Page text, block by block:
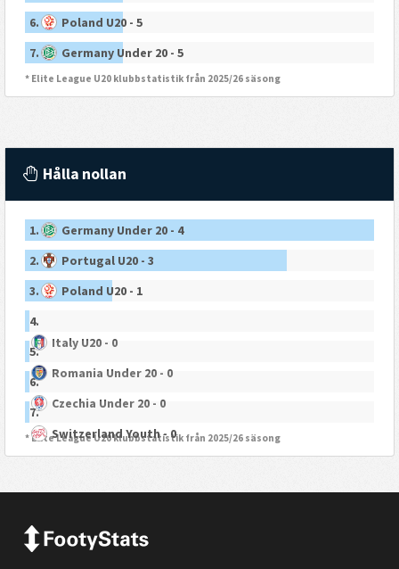
6.
Poland U20 - 5
7.
Germany Under 20 - 5
* Elite League U20 klubbstatistik från 2025/26 säsong
Hålla nollan
1.
Germany Under 20 - 4
2.
Portugal U20 - 3
3.
Poland U20 - 1
4.
Italy U20 - 0
5.
Romania Under 20 - 0
6.
Czechia Under 20 - 0
7.
Switzerland Youth - 0
* Elite League U20 klubbstatistik från 2025/26 säsong